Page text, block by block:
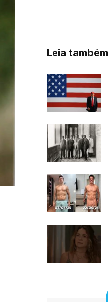
Leia também